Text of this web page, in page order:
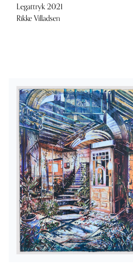
Legattryk 2021
Rikke Villadsen